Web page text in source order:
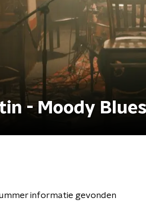
- Moody Blues
informatie gevonden